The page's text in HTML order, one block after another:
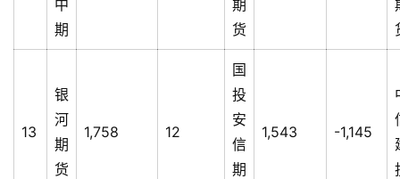
中
期
期
货
13
银
河
期
货
1,758 12
国
投
安
信
期
1,543 -1,145